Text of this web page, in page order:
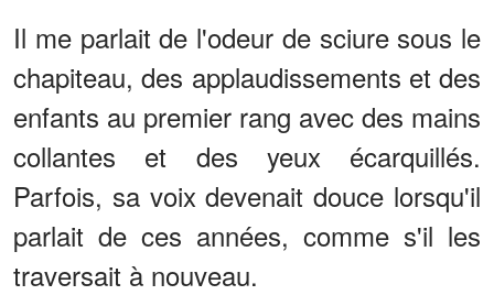
Il me parlait de l'odeur de sciure sous le
chapiteau, des applaudissements et des
enfants au premier rang avec des mains
collantes et des yeux écarquillés.
Parfois, sa voix devenait douce lorsqu'il
parlait de ces années, comme s'il les
traversait à nouveau.